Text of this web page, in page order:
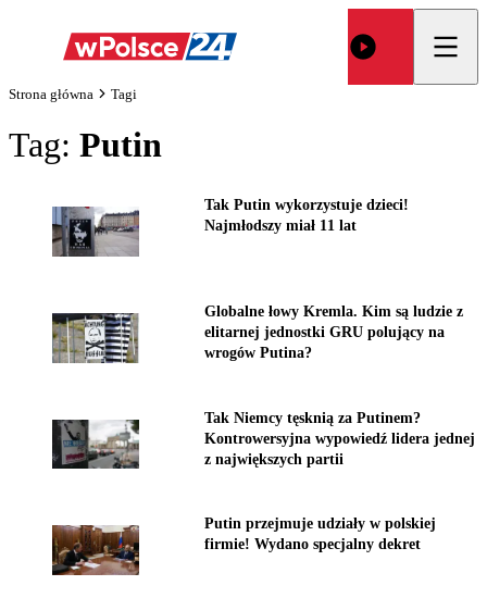
Strona główna Tagi
Tag: Putin
Tak Putin wykorzystuje dzieci!
Najmłodszy miał 11 lat
Globalne łowy Kremla. Kim są ludzie z
elitarnej jednostki GRU polujący na
wrogów Putina?
Tak Niemcy tęsknią za Putinem?
Kontrowersyjna wypowiedź lidera jednej
z największych partii
Putin przejmuje udziały w polskiej
firmie! Wydano specjalny dekret